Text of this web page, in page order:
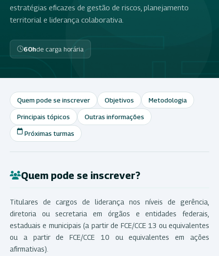
estratégias eficazes de gestão de riscos, planejamento
territorial e liderança colaborativa.
60hde carga horária
Quem pode se inscrever Objetivos Metodologia
Principais tópicos Outras informações
Próximas turmas
Quem pode se inscrever?
Titulares de cargos de liderança nos níveis de gerência,
diretoria ou secretaria em órgãos e entidades federais,
estaduais e municipais (a partir de FCE/CCE 13 ou equivalentes
ou a partir de FCE/CCE 10 ou equivalentes em ações
afirmativas).